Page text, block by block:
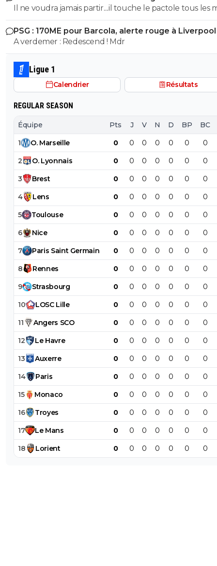
Il ne voudra jamais partir....il touche le pactole tous les
Marseille. Il est cramé en plus
PSG : 170ME pour Barcola, alerte rouge à Liverpool
A verdemer : Redescend ! Mdr
Ligue 1
Calendrier Résultats
REGULAR SEASON
Équipe Pts J V N D BP BC
1 O. Marseille 0 0 0 0 0 0 0
2 O. Lyonnais 0 0 0 0 0 0 0
3 Brest 0 0 0 0 0 0 0
4 Lens 0 0 0 0 0 0 0
5 Toulouse 0 0 0 0 0 0 0
6 Nice 0 0 0 0 0 0 0
7 Paris Saint Germain 0 0 0 0 0 0 0
8 Rennes 0 0 0 0 0 0 0
9 Strasbourg 0 0 0 0 0 0 0
10 LOSC Lille 0 0 0 0 0 0 0
11 Angers SCO 0 0 0 0 0 0 0
12 Le Havre 0 0 0 0 0 0 0
13 Auxerre 0 0 0 0 0 0 0
14 Paris 0 0 0 0 0 0 0
15 Monaco 0 0 0 0 0 0 0
16 Troyes 0 0 0 0 0 0 0
17 Le Mans 0 0 0 0 0 0 0
18 Lorient 0 0 0 0 0 0 0